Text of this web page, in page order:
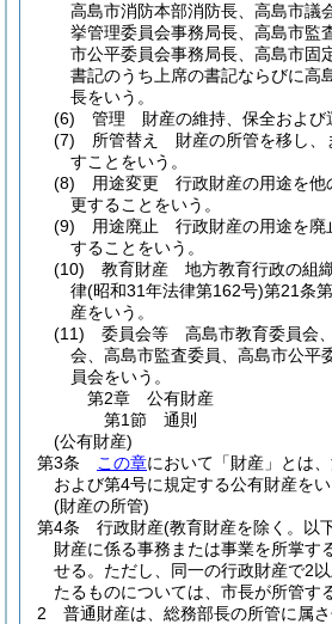
高島市消防本部消防長、高島市議
挙管理委員会事務局長、高島市監
市公平委員会事務局長、高島市固
書記のうち上席の書記ならびに高
長をいう。
(6)
管理 財産の維持、保全および
(7)
所管替え 財産の所管を移し、
すことをいう。
(8)
用途変更 行政財産の用途を他
更することをいう。
(9)
用途廃止 行政財産の用途を廃
することをいう。
(10)
教育財産 地方教育行政の組
律(昭和31年法律第162号)第21条
産をいう。
(11)
委員会等 高島市教育委員会
会、高島市監査委員、高島市公平
員会をいう。
第2章
公有財産
第1節
通則
(公有財産)
第3条
この章において「財産」とは
および第4号に規定する公有財産をい
(財産の所管)
第4条
行政財産(教育財産を除く。以
財産に係る事務または事業を所掌す
せる。 ただし、同一の行政財産で2
たるものについては、市長が所管す
2
普通財産は、総務部長の所管に属さ